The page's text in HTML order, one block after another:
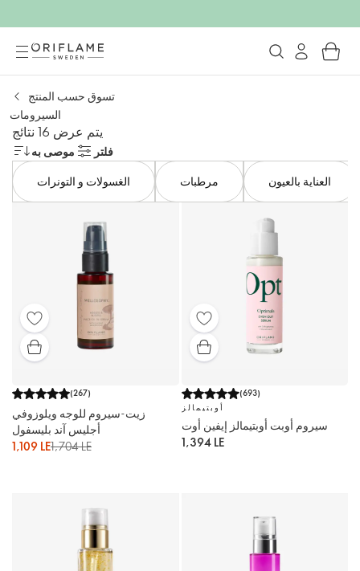
تسوق حسب المنتج
السيرومات
يتم عرض 16 نتائج
موصى به
فلتر
الغسولات و التونرات
مرطبات العناية بالعيون
(267)
زيت-سيروم للوجه ويلوزوفي
أجليس آند بليسفول
1,109 LE1,704 LE
(693)
أوبتيمالز
سيروم أوبت أوبتيمالز إيفين أوت
1,394 LE